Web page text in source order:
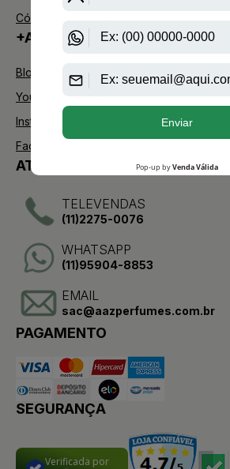
Código de defesa do consumidor
+AAZ PERFUMES
Blog
Youtube
Instagram
Facebook
ATENDIMENTO
TELEVENDAS
(11)2275-0076
WHATSAPP
(11)95904-8853
EMAIL
sac@aazperfumes.com.br
PAGAMENTO
SEGURANÇA
Verificada por